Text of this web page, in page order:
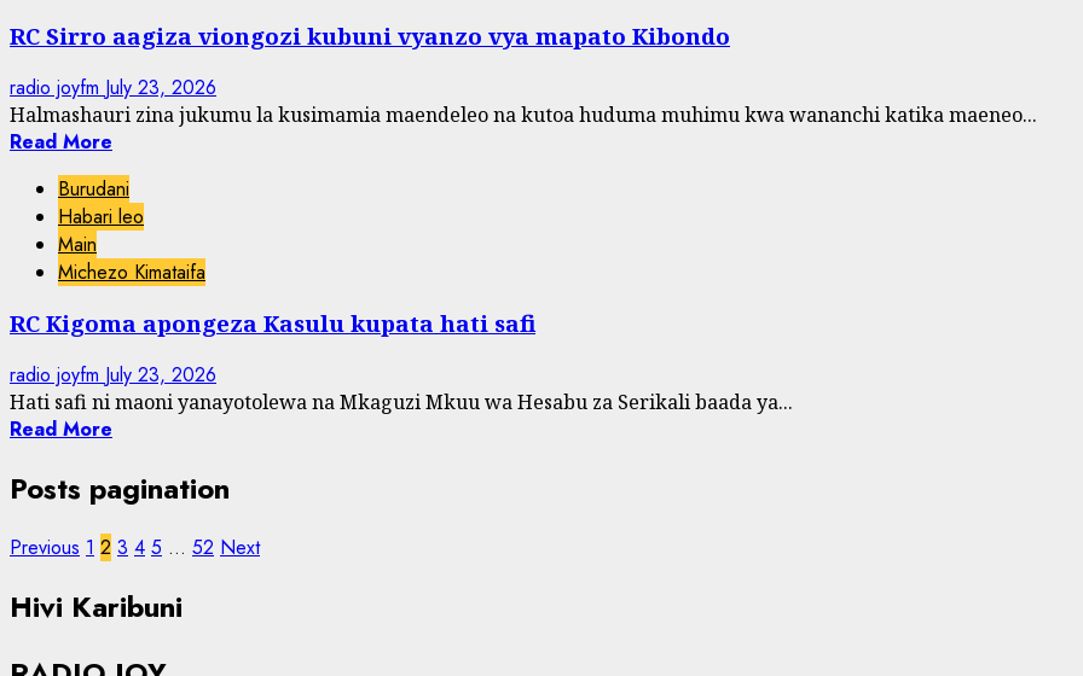
RC Sirro aagiza viongozi kubuni vyanzo vya mapato Kibondo
radio joyfm July 23, 2026
Halmashauri zina jukumu la kusimamia maendeleo na kutoa huduma muhimu kwa wananchi katika maeneo...
Read More
Burudani
Habari leo
Main
Michezo Kimataifa
RC Kigoma apongeza Kasulu kupata hati safi
radio joyfm July 23, 2026
Hati safi ni maoni yanayotolewa na Mkaguzi Mkuu wa Hesabu za Serikali baada ya...
Read More
Posts pagination
Previous 1 2 3 4 5 … 52 Next
Hivi Karibuni